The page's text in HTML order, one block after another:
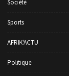
Société
Sports
AFRIK'ACTU
Politique